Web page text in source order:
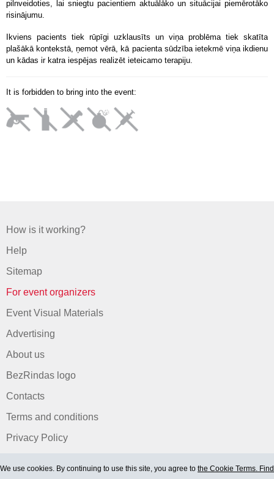
pilnveidoties, lai sniegtu pacientiem aktuālāko un situācijai piemērotāko
risinājumu.
Ikviens pacients tiek rūpīgi uzklausīts un viņa problēma tiek skatīta
plašākā kontekstā, ņemot vērā, kā pacienta sūdzība ietekmē viņa ikdienu
un kādas ir katra iespējas realizēt ieteicamo terapiju.
It is forbidden to bring into the event:
How is it working?
Help
Sitemap
For event organizers
Event Visual Materials
Advertising
About us
BezRindas logo
Contacts
Terms and conditions
Privacy Policy
We use cookies. By continuing to use this site, you agree to the Cookie Terms. Find